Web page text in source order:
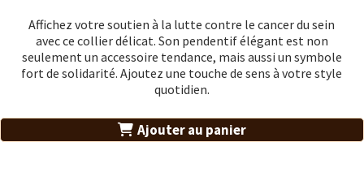
Affichez votre soutien à la lutte contre le cancer du sein
avec ce collier délicat. Son pendentif élégant est non
seulement un accessoire tendance, mais aussi un symbole
fort de solidarité. Ajoutez une touche de sens à votre style
quotidien.
Ajouter au panier